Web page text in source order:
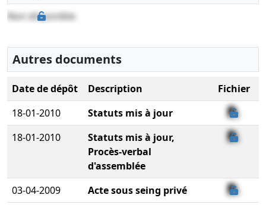
Non disponible
Autres documents
Date de dépôt Description
Fichier
18-01-2010
Statuts mis à jour
18-01-2010
Statuts mis à jour,
Procès-verbal
d'assemblée
03-04-2009
Acte sous seing privé